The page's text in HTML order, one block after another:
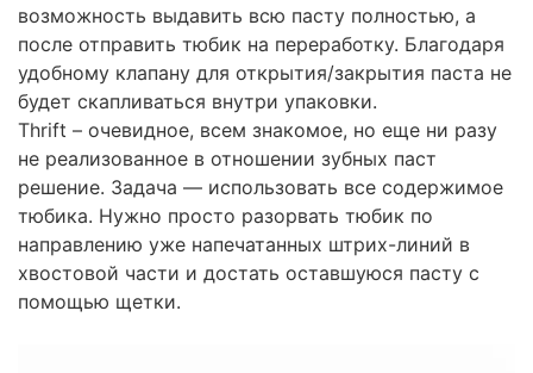
возможность выдавить всю пасту полностью, а
после отправить тюбик на переработку. Благодаря
удобному клапану для открытия/закрытия паста не
будет скапливаться внутри упаковки.
Thrift – очевидное, всем знакомое, но еще ни разу
не реализованное в отношении зубных паст
решение. Задача — использовать все содержимое
тюбика. Нужно просто разорвать тюбик по
направлению уже напечатанных штрих-линий в
хвостовой части и достать оставшуюся пасту с
помощью щетки.